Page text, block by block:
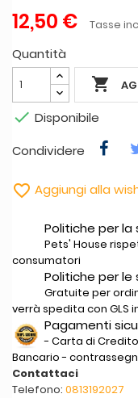
12,50 € Tasse
Quantità

 Disponibile
Condividere
 Aggiungi alla
Politiche per la
Pets' House
consumatori
Politiche per le
Gratuite per
verrà spedita con GLS
Pagamenti
- Carta di
Bancario -
Contattaci
Telefono: 0813192027